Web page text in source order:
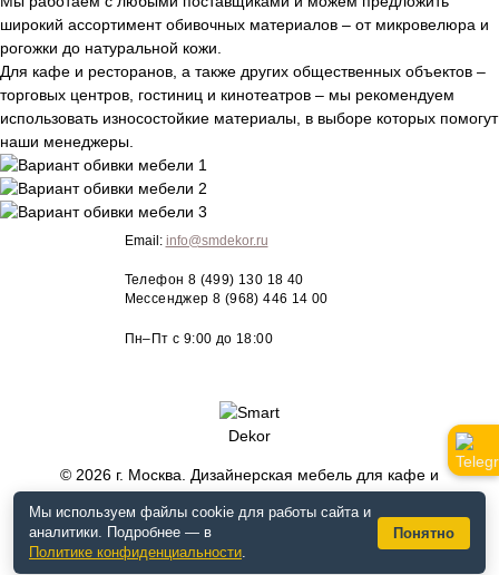
широкий ассортимент обивочных материалов – от микровелюра и
рогожки до натуральной кожи.
Для кафе и ресторанов, а также других общественных объектов –
торговых центров, гостиниц и кинотеатров – мы рекомендуем
использовать износостойкие материалы, в выборе которых помогут
наши менеджеры.
Email: info@smdekor.ru
Телефон 8 (499) 130 18 40
Мессенджер 8 (968) 446 14 00
Пн–Пт с 9:00 до 18:00
© 2026 г. Москва. Дизайнерская мебель для кафе и
Мы используем файлы cookie для работы сайта и
аналитики. Подробнее — в
Политике конфиденциальности.
Понятно